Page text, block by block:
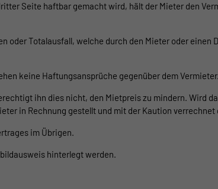
Seite haftbar gemacht wird, hält der Mieter den
oder Totalausfall, welche durch den Mieter oder
keine Haftungsansprüche gegenüber dem Vermieter.
ihn dies nicht, den Mietpreis zu mindern. Wird
in Rechnung gestellt und mit der Kaution
im Übrigen.
hinterlegt werden.